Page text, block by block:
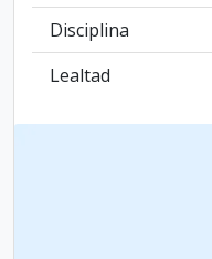
Disciplina
Lealtad